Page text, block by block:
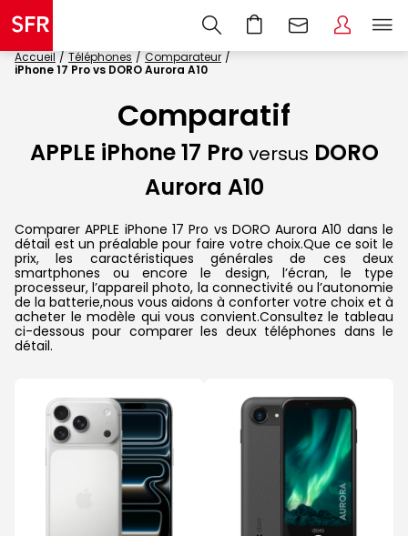
Accueil Téléphones
Comparateur
iPhone 17 Pro vs DORO Aurora A10
Comparatif
APPLE iPhone 17 Pro versus DORO
Aurora A10
Comparer APPLE iPhone 17 Pro vs DORO Aurora A10 dans le
détail est un préalable pour faire votre choix.Que ce soit le
prix, les caractéristiques générales de ces deux
smartphones ou encore le design, l’écran, le type
processeur, l’appareil photo, la connectivité ou l’autonomie
de la batterie,nous vous aidons à conforter votre choix et à
acheter le modèle qui vous convient.Consultez le tableau
ci-dessous pour comparer les deux téléphones dans le
détail.